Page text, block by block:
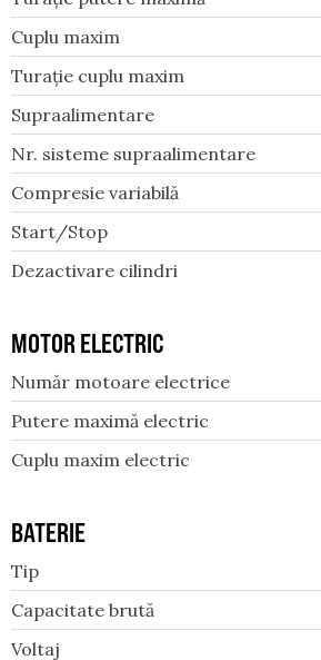
Cuplu maxim
Turație cuplu maxim
Supraalimentare
Nr. sisteme supraalimentare
Compresie variabilă
Start/Stop
Dezactivare cilindri
MOTOR ELECTRIC
Număr motoare electrice
Putere maximă electric
Cuplu maxim electric
BATERIE
Tip
Capacitate brută
Voltaj